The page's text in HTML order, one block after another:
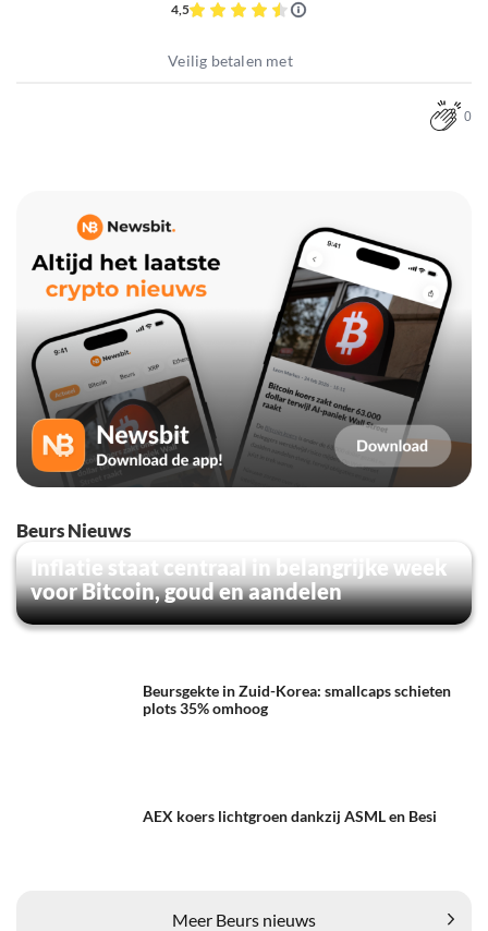
4,5
Veilig betalen met
0
Beurs Nieuws
Inflatie staat centraal in belangrijke week
voor Bitcoin, goud en aandelen
Beursgekte in Zuid-Korea: smallcaps schieten
plots 35% omhoog
AEX koers lichtgroen dankzij ASML en Besi
Meer Beurs nieuws